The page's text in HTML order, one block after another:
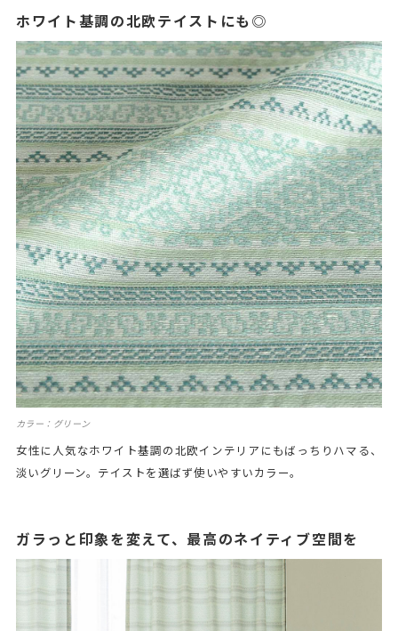
ホワイト基調の北欧テイストにも◎
カラー：グリーン
女性に人気なホワイト基調の北欧インテリアにもばっちりハマる、
淡いグリーン。テイストを選ばず使いやすいカラー。
ガラっと印象を変えて、最高のネイティブ空間を